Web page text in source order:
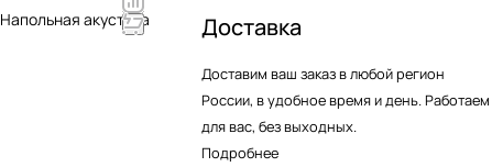
акустика Доставка
Доставим ваш заказ в любой регион
России, в удобное время и день. Работаем
для вас, без выходных.
Подробнее